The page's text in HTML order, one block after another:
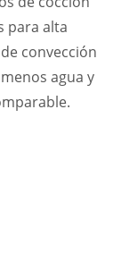
para alta
convección
agua y